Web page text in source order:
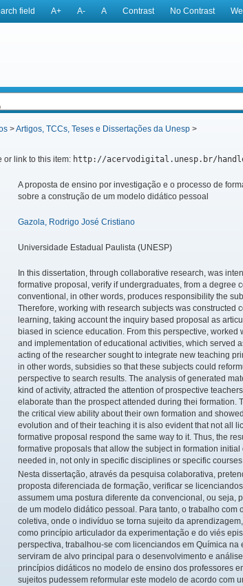
field A+ A- A Contrast No Contrast
>Artigos, TCCs, Teses e Dissertações da Unesp >
or link to this item: http://acervodigital.unesp.br/
A proposta de ensino por investigação e o processo de
sobre a construção de um modelo didático pessoal
Gazola, Rodrigo José Cristiano
Universidade Estadual Paulista (UNESP)
In this dissertation, through collaborative research, was
formative proposal, verify if undergraduates, from a degree
conventional, in other words, produces responsibility the
Therefore, working with research subjects was constructed
learning, taking account the inquiry based proposal as
biased in science education. From this perspective,
and implementation of educational activities, which served
acting of the researcher sought to integrate new teaching
in other words, subsidies so that these subjects could
perspective to search results. The analysis of generated
kind of activity, attracted the attention of prospective
elaborate than the prospect attended during thei formation.
the critical view ability about their own formation and
evolution and of their teaching it is also evident that not all
formative proposal respond the same way to it. Thus, the
formative proposals that allow the subject in formation
needed in, not only in specific disciplines or specific
Nesta dissertação, através da pesquisa colaborativa,
proposta diferenciada de formação, verificar se
assumem uma postura diferente da convencional, ou
de um modelo didático pessoal. Para tanto, o trabalho
coletiva, onde o indivíduo se torna sujeito da
como princípio articulador da experimentação e do viés
perspectiva, trabalhou-se com licenciandos em Química
serviram de alvo principal para o desenvolvimento e
princípios didáticos no modelo de ensino dos professores
sujeitos pudessem reformular este modelo de acordo com